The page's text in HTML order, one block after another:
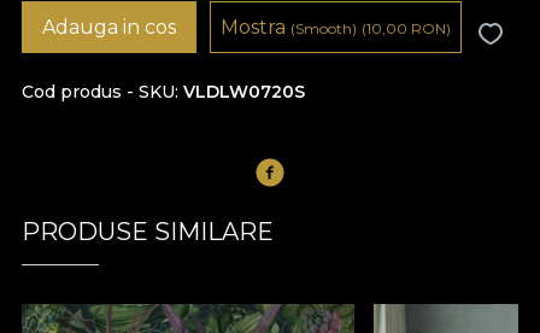
Cod produs - SKU VLDLW0720S
Adauga in cos Mostra (Smooth) (10,00 RON)
PRODUSE SIMILARE